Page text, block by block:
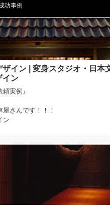
功事例
イン | 変身スタジオ・日
ン
実例』
屋さんです！！！
ン